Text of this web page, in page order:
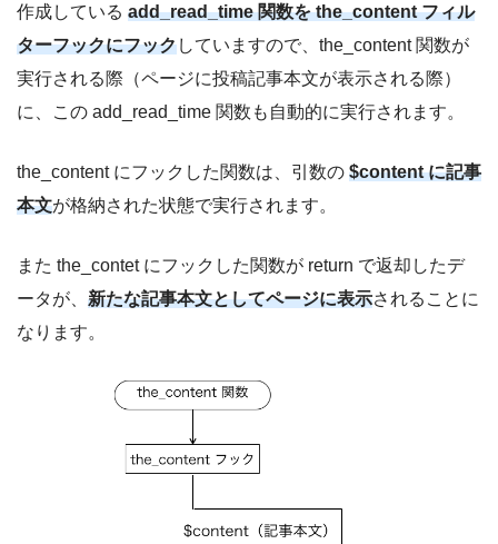
作成している add_read_time 関数を the_content フィル
ターフックにフックしていますので、the_content 関数が
実行される際（ページに投稿記事本文が表示される際）
に、この add_read_time 関数も自動的に実行されます。
the_content にフックした関数は、引数の $content に記事
本文が格納された状態で実行されます。
また the_contet にフックした関数が return で返却したデ
ータが、 新たな記事本文としてページに表示されることに
なります。